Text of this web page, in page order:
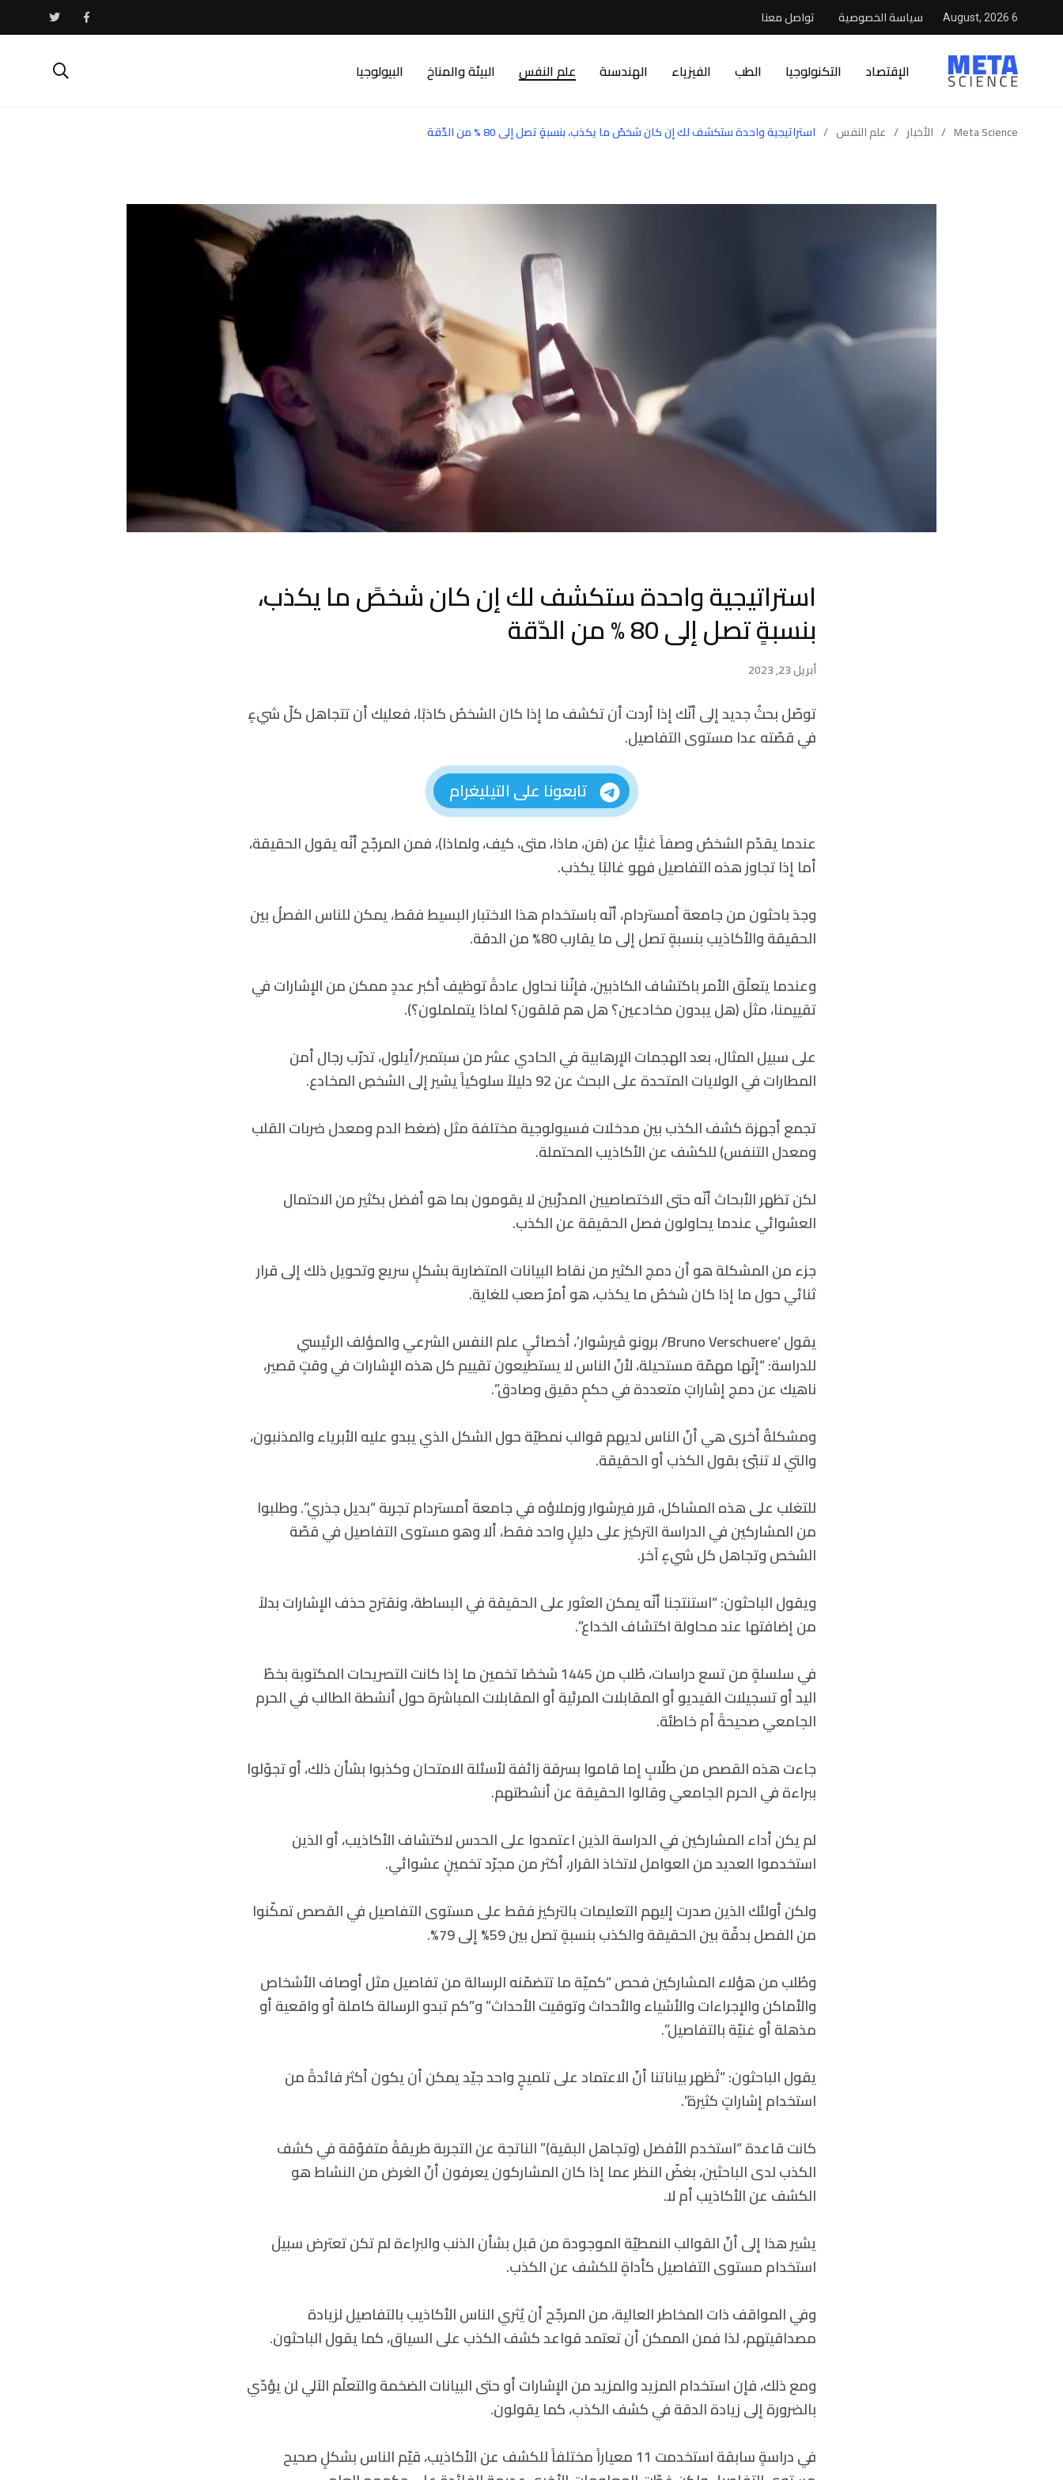
6 August, 2026 سياسة الخصوصية تواصل معنا
الإقتصاد التكنولوجيا الطب الفيزياء الهندسىة علم النفس البيئة والمناخ البيولوجيا
Meta Science
/ الأخبار / علم النفس / استراتيجية واحدة ستكشف لك إن كان شخصً ما يكذب، بنسبةٍ تصل إلى 80 % من الدّقة
استراتيجية واحدة ستكشف لك إن كان شخصً ما يكذب،
بنسبةٍ تصل إلى 80 % من الدّقة
أبريل 23, 2023
توصّل بحثٌ جديد إلى أنّك إذا أردت أن تكشف ما إذا كان الشخصُ كاذبًا، فعليك أن تتجاهل كلّ شيءٍ
في قصّته عدا مستوى التفاصيل.
تابعونا على التيليغرام
عندما يقدّم الشخصُ وصفاً غنيًّا عن (مَن، ماذا، متى، كيف، ولماذا)، فمن المرجّح أنّه يقول الحقيقة،
أما إذا تجاوز هذه التفاصيل فهو غالبًا يكذب.
وجدَ باحثون من جامعة أمستردام، أنّه باستخدام هذا الاختبار البسيط فقط، يمكن للناس الفصلُ بين
الحقيقة والأكاذيب بنسبةٍ تصل إلى ما يقارب 80% من الدقة.
وعندما يتعلّق الأمر باكتشاف الكاذبين، فإنّنا نحاول عادةً توظيف أكبر عددٍ ممكن من الإشارات في
تقييمنا، مثلَ (هل يبدون مخادعين؟ هل هم قلقون؟ لماذا يتململون؟).
على سبيل المثال، بعد الهجمات الإرهابية في الحادي عشر من سبتمبر/أيلول، تدرّب رجال أمن
المطارات في الولايات المتحدة على البحث عن 92 دليلاً سلوكياً يشير إلى الشخصِ المخادع.
تجمع أجهزة كشف الكذب بين مدخلات فسيولوجية مختلفة مثل (ضغط الدم ومعدل ضربات القلب
ومعدل التنفس) للكشف عن الأكاذيب المحتملة.
لكن تظهر الأبحاث أنّه حتى الاختصاصيين المدرَّبين لا يقومون بما هو أفضل بكثير من الاحتمال
العشوائي عندما يحاولون فصل الحقيقة عن الكذب.
جزء من المشكلة هو أن دمج الكثير من نقاط البيانات المتضاربة بشكلٍ سريع وتحويل ذلك إلى قرار
ثنائي حول ما إذا كان شخصٌ ما يكذب، هو أمرٌ صعب للغاية.
يقول ‘Bruno Verschuere/ برونو ڤيرشوار’، أخصائيٍ علم النفس الشرعي والمؤلف الرئيسي
للدراسة: “إنّها مهمّة مستحيلة، لأنّ الناس لا يستطيعون تقييم كل هذه الإشارات في وقتٍ قصير،
ناهيك عن دمج إشاراتٍ متعددة في حكمٍ دقيق وصادق”.
ومشكلةٌ أخرى هي أنّ الناس لديهم قوالب نمطيّة حول الشكل الذي يبدو عليه الأبرياء والمذنبون،
والتي لا تنبّئ بقول الكذب أو الحقيقة.
للتغلب على هذه المشاكل، قرر فيرشوار وزملاؤه في جامعة أمستردام تجربة “بديل جذري”. وطلبوا
من المشاركين في الدراسة التركيز على دليلٍ واحد فقط، ألا وهو مستوى التفاصيل في قصّة
الشخص وتجاهل كل شيءٍ آخر.
ويقول الباحثون: “استنتجنا أنّه يمكن العثور على الحقيقة في البساطة، ونقترح حذف الإشارات بدلاً
من إضافتها عند محاولة اكتشاف الخداع”.
في سلسلةٍ من تسع دراسات، طُلب من 1445 شخصًا تخمين ما إذا كانت التصريحات المكتوبة بخطّ
اليد أو تسجيلات الفيديو أو المقابلات المرئية أو المقابلات المباشرة حول أنشطة الطالب في الحرم
الجامعي صحيحةً أم خاطئة.
جاءت هذه القصص من طلّابٍ إما قاموا بسرقة زائفة لأسئلة الامتحان وكذبوا بشأن ذلك، أو تجوّلوا
ببراءة في الحرم الجامعي وقالوا الحقيقة عن أنشطتهم.
لم يكن أداء المشاركين في الدراسة الذين اعتمدوا على الحدس لاكتشاف الأكاذيب، أو الذين
استخدموا العديد من العوامل لاتخاذ القرار، أكثر من مجرّد تخمينٍ عشوائي.
ولكن أولئك الذين صدرت إليهم التعليمات بالتركيز فقط على مستوى التفاصيل في القصص تمكّنوا
من الفصل بدقّة بين الحقيقة والكذب بنسبةٍ تصل بين 59% إلى 79%.
وطُلب من هؤلاء المشاركين فحص “كميّة ما تتضمّنه الرسالة من تفاصيل مثل أوصاف الأشخاص
والأماكن والإجراءات والأشياء والأحداث وتوقيت الأحداث” و”كم تبدو الرسالة كاملة أو واقعية أو
مذهلة أو غنيّة بالتفاصيل”.
يقول الباحثون: “تُظهر بياناتنا أنّ الاعتماد على تلميحٍ واحد جيّد يمكن أن يكون أكثر فائدةً من
استخدام إشاراتٍ كثيرة”.
كانت قاعدة “استخدم الأفضل (وتجاهل البقية)” الناتجة عن التجربة طريقةً متفوّقة في كشف
الكذب لدى الباحثين، بغضّ النظر عما إذا كان المشاركون يعرفون أنّ الغرض من النشاط هو
الكشف عن الأكاذيب أم لا.
يشير هذا إلى أنّ القوالب النمطيّة الموجودة من قبل بشأن الذنب والبراءة لم تكن تعترض سبيلَ
استخدام مستوى التفاصيل كأداةٍ للكشف عن الكذب.
وفي المواقف ذات المخاطر العالية، من المرجّح أن يُثري الناس الأكاذيب بالتفاصيل لزيادة
مصداقيتهم، لذا فمن الممكن أن تعتمد قواعد كشف الكذب على السياق، كما يقول الباحثون.
ومع ذلك، فإن استخدام المزيد والمزيد من الإشارات أو حتى البيانات الضخمة والتعلّم الآلي لن يؤدّي
بالضرورة إلى زيادة الدقة في كشف الكذب، كما يقولون.
في دراسةٍ سابقة استخدمت 11 معياراً مختلفاً للكشف عن الأكاذيب، قيّم الناس بشكلٍ صحيح